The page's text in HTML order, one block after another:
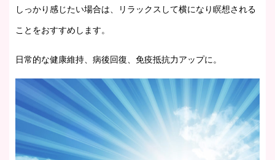
しっかり感じたい場合は、リラックスして横になり瞑想される
ことをおすすめします。
日常的な健康維持、病後回復、免疫抵抗力アップに。